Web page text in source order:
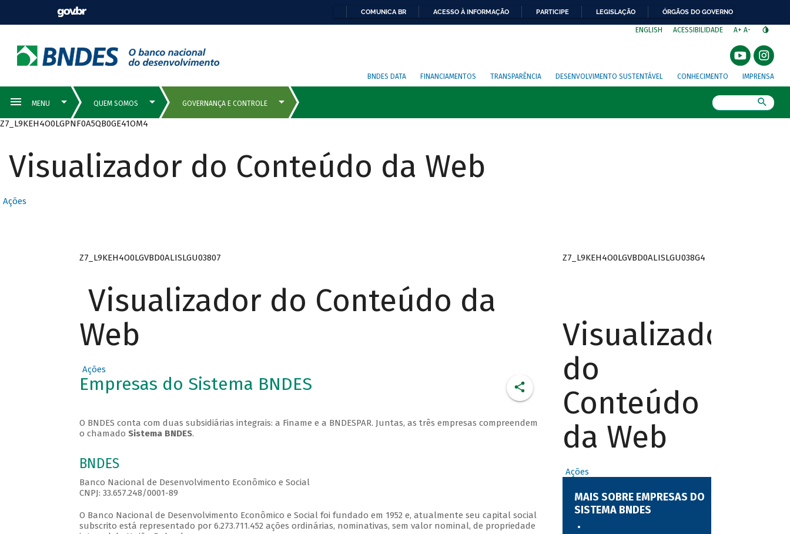
COMUNICA BR ACESSO À INFORMAÇÃO PARTICIPE LEGISLAÇÃO ÓRGÃOS DO GOVERNO
ENGLISH ACESSIBILIDADE A+ A-
BNDES DATA FINANCIAMENTOS TRANSPARÊNCIA DESENVOLVIMENTO SUSTENTÁVEL CONHECIMENTO IMPRENSA
Z7_L9KEH4O0LGPNF0A5QB0GE41OM4
Visualizador do Conteúdo da Web
Ações
Z7_L9KEH4O0LGVBD0ALISLGU03807
Visualizador do Conteúdo da
Web
Ações
Empresas do Sistema BNDES
O BNDES conta com duas subsidiárias integrais: a Finame e a BNDESPAR. Juntas, as três empresas compreendem
o chamado Sistema BNDES.
BNDES
Banco Nacional de Desenvolvimento Econômico e Social
CNPJ: 33.657.248/0001-89
O Banco Nacional de Desenvolvimento Econômico e Social foi fundado em 1952 e, atualmente seu capital social
subscrito está representado por 6.273.711.452 ações ordinárias, nominativas, sem valor nominal, de propriedade
Z7_L9KEH4O0LGVBD0ALISLGU038G4
Visualizador
do
Conteúdo
da Web
Ações
MAIS SOBRE EMPRESAS DO
SISTEMA BNDES